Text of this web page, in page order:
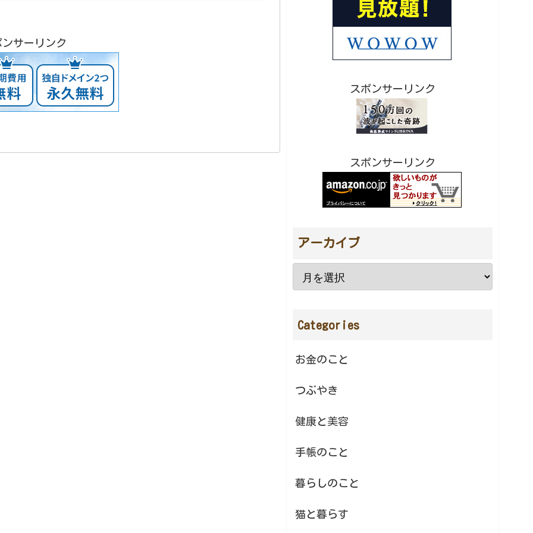
ンサーリンク
スポンサーリンク
スポンサーリンク
アーカイブ
Categories
お金のこと
つぶやき
健康と美容
手帳のこと
暮らしのこと
猫と暮らす